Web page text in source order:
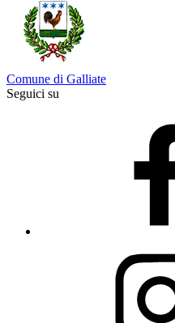
Comune di Galliate
Seguici su